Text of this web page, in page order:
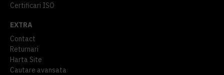
Certificari ISO
EXTRA
Contact
Returnari
Harta Site
Cautare avansata